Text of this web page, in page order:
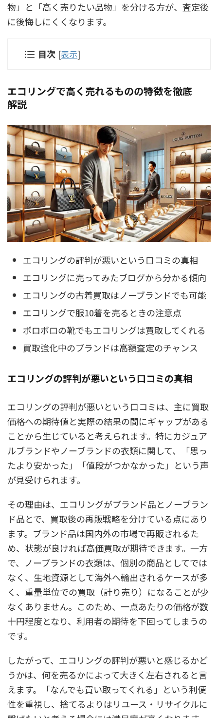
物」と「高く売りたい品物」を分ける方が、査定後
に後悔しにくくなります。
目次 [表示]
エコリングで高く売れるものの特徴を徹底
解説
エコリングの評判が悪いという口コミの真相
エコリングに売ってみたブログから分かる傾向
エコリングの古着買取はノーブランドでも可能
エコリングで服10着を売るときの注意点
ボロボロの靴でもエコリングは買取してくれる
買取強化中のブランドは高額査定のチャンス
エコリングの評判が悪いという口コミの真相
エコリングの評判が悪いという口コミは、主に買取
価格への期待値と実際の結果の間にギャップがある
ことから生じていると考えられます。特にカジュア
ルブランドやノーブランドの衣類に関して、「思っ
たより安かった」「値段がつかなかった」という声
が見受けられます。
その理由は、エコリングがブランド品とノーブラン
ド品とで、買取後の再販戦略を分けている点にあり
ます。ブランド品は国内外の市場で再販されるた
め、状態が良ければ高価買取が期待できます。一方
で、ノーブランドの衣類は、個別の商品としてでは
なく、生地資源として海外へ輸出されるケースが多
く、重量単位での買取（計り売り）になることが少
なくありません。このため、一点あたりの価格が数
十円程度となり、利用者の期待を下回ってしまうの
です。
したがって、エコリングの評判が悪いと感じるかど
うかは、何を売るかによって大きく左右されると言
えます。「なんでも買い取ってくれる」という利便
性を重視し、捨てるよりはリユース・リサイクルに